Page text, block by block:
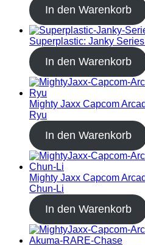
In den Warenkorb
Superplastic: Janky
In den Warenkorb
Mighty Jaxx Capcom
Ryu
In den Warenkorb
Mighty Jaxx Capcom
Chun-Li
In den Warenkorb